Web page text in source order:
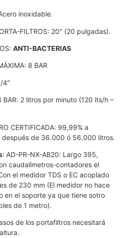
inoxidable.
FILTROS: 20″ (20 pulgadas).
ANTI-BACTERIAS
8 BAR
4″
BAR: 2 litros por minuto (120 lts/h –
CERTIFICADA: 99,99% a
después de 36.000 ó 56.000 litros.
: AD-PR-NX-AB20: Largo 395,
caudalímetros-contadores el
el medidor TDS o EC acoplado
de 230 mm (El medidor no hace
en el soporte ya que tiene sotro
de 1 metro).
de los portafiltros necesitará